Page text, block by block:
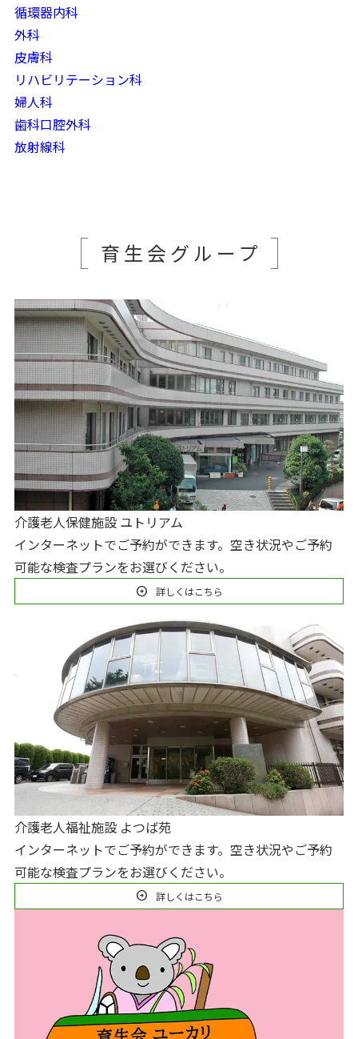
循環器内科
外科
皮膚科
リハビリテーション科
婦人科
歯科口腔外科
放射線科
育生会グループ
介護老人保健施設 ユトリアム
インターネットでご予約ができます。空き状況やご予約
可能な検査プランをお選びください。
arrow_circle_right 詳しくはこちら
介護老人福祉施設 よつば苑
インターネットでご予約ができます。空き状況やご予約
可能な検査プランをお選びください。
arrow_circle_right 詳しくはこちら